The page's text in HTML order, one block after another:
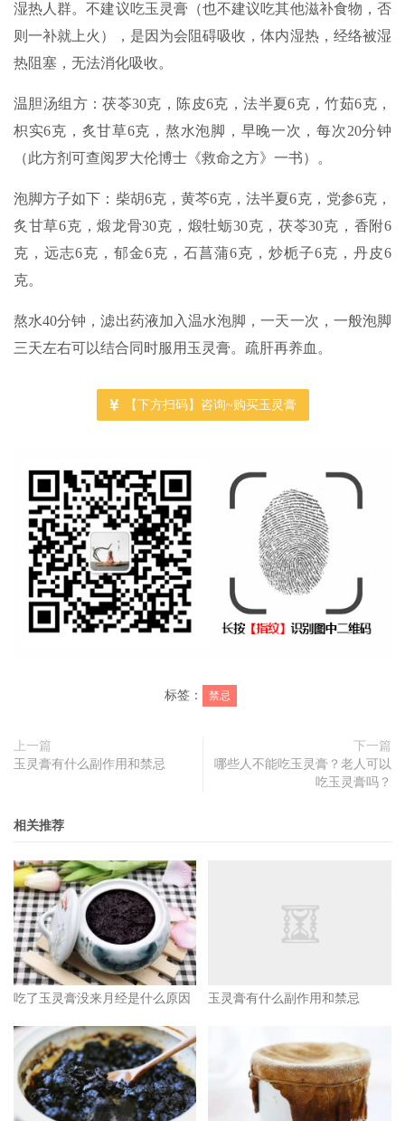
湿热人群。不建议吃玉灵膏（也不建议吃其他滋补食物，否
则一补就上火），是因为会阻碍吸收，体内湿热，经络被湿
热阻塞，无法消化吸收。
温胆汤组方：茯苓30克，陈皮6克，法半夏6克，竹茹6克，
枳实6克，炙甘草6克，熬水泡脚，早晚一次，每次20分钟
（此方剂可查阅罗大伦博士《救命之方》一书）。
泡脚方子如下：柴胡6克，黄芩6克，法半夏6克，党参6克，
炙甘草6克，煅龙骨30克，煅牡蛎30克，茯苓30克，香附6
克，远志6克，郁金6克，石菖蒲6克，炒栀子6克，丹皮6
克。
熬水40分钟，滤出药液加入温水泡脚，一天一次，一般泡脚
三天左右可以结合同时服用玉灵膏。疏肝再养血。
【下方扫码】咨询~购买玉灵膏
标签： 禁忌
上一篇
玉灵膏有什么副作用和禁忌
下一篇
哪些人不能吃玉灵膏？老人可以
吃玉灵膏吗？
相关推荐
吃了玉灵膏没来月经是什么原因 玉灵膏有什么副作用和禁忌